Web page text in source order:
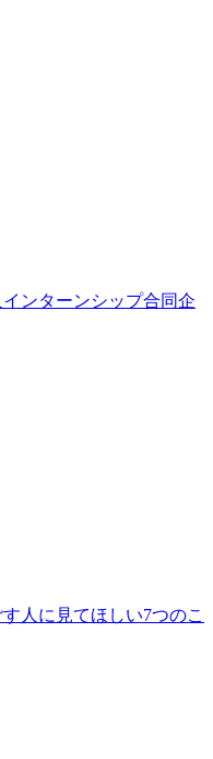
ンターンシップ合同企
人に見てほしい7つのこ